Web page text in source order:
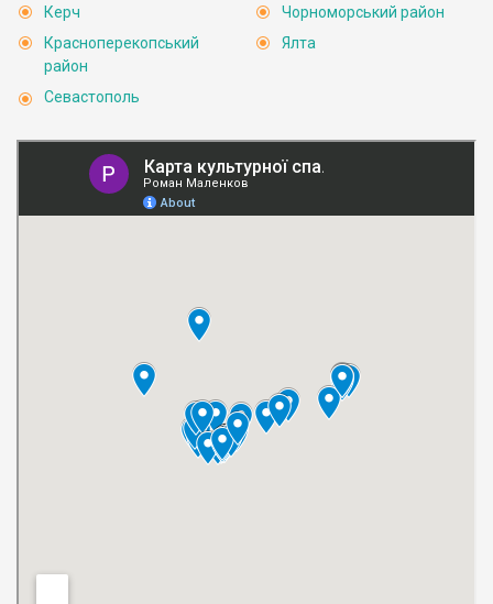
Керч
Красноперекопський
район
Севастополь
Чорноморський район
Ялта